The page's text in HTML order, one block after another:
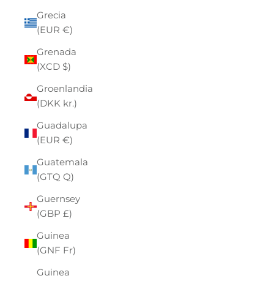
Grecia
(EUR €)
Grenada
(XCD $)
Groenlandia
(DKK kr.)
Guadalupa
(EUR €)
Guatemala
(GTQ Q)
Guernsey
(GBP £)
Guinea
(GNF Fr)
Guinea